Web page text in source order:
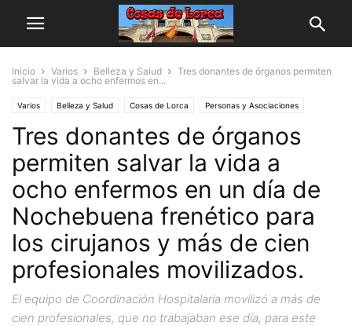
Inicio Varios Belleza y Salud
Tres donantes de órganos permiten
salvar la vida a ocho enfermos en...
Varios Belleza y Salud Cosas de Lorca Personas y Asociaciones
Actualidad Regional
Tres donantes de órganos
permiten salvar la vida a
ocho enfermos en un día de
Nochebuena frenético para
los cirujanos y más de cien
profesionales movilizados.
El equipo de Coordinación Hospitalaria movilizó a más de
cien profesionales, que no trabajaban ese día, para este